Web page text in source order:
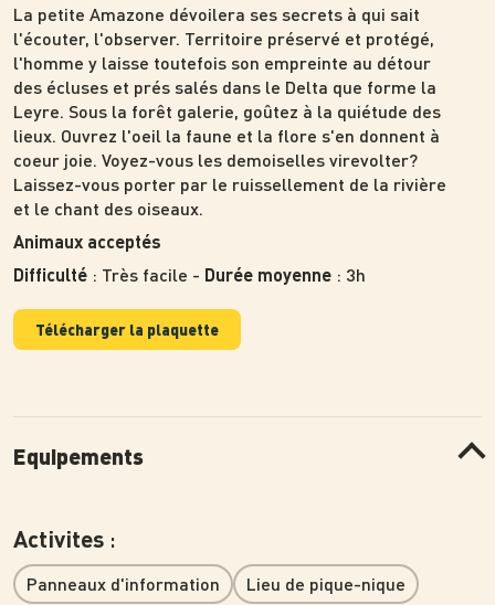
La petite Amazone dévoilera ses secrets à qui sait
l'écouter, l'observer. Territoire préservé et protégé,
l'homme y laisse toutefois son empreinte au détour
des écluses et prés salés dans le Delta que forme la
Leyre. Sous la forêt galerie, goûtez à la quiétude des
lieux. Ouvrez l'oeil la faune et la flore s'en donnent à
coeur joie. Voyez-vous les demoiselles virevolter?
Laissez-vous porter par le ruissellement de la rivière
et le chant des oiseaux.
Animaux acceptés
Difficulté : Très facile - Durée moyenne : 3h
Télécharger la plaquette
Equipements
Activites :
Panneaux d'information Lieu de pique-nique